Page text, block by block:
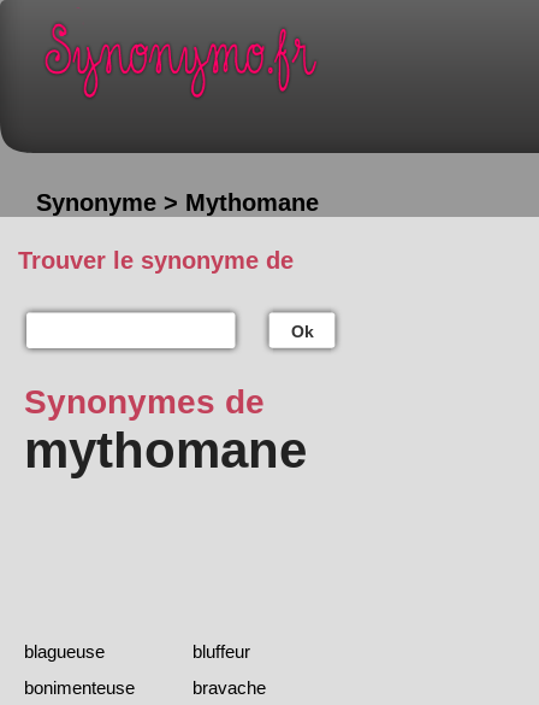
Synonyme > Mythomane
Trouver le synonyme de
Ok
Synonymes de
mythomane
blagueuse
bluffeur
bonimenteuse
bravache